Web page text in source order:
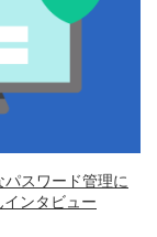
スワード管理に
ンタビュー